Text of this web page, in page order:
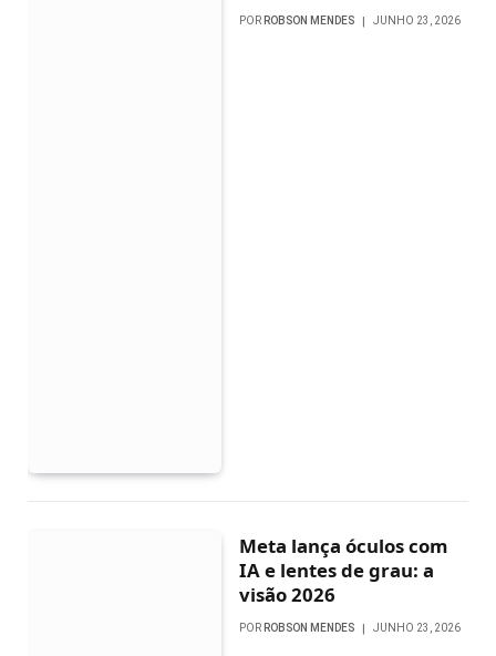
POR ROBSON MENDES JUNHO 23, 2026
Meta lança óculos com
IA e lentes de grau: a
visão 2026
POR ROBSON MENDES JUNHO 23, 2026